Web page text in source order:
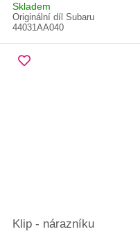
Skladem
Originální díl Subaru
44031AA040
Klip - nárazníku